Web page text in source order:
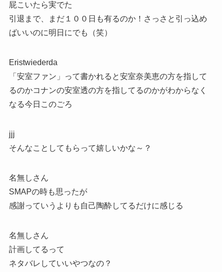
屁こいたら実でた
引退まで、まだ１００日も有るのか！さっさと引っ込め
ばいいのに明日にでも（笑）
Eristwiederda
「安室ファン」って書かれると安室奈美恵の方を指して
るのかコナンの安室透の方を指してるのかがわからなく
なる今日このごろ
jjj
そんなことしてもらって嬉しいかな～？
名無しさん
SMAPの時も思ったが
感謝っていうよりも自己陶酔してるだけに感じる
名無しさん
計画してるって
ネタバレしていいやつなの？